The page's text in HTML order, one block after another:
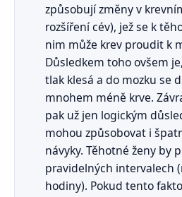
způsobují změny v
rozšíření cév), jež se k
nim může krev proudit k
Důsledkem toho ovšem
tlak klesá a do mozku se
mnohem méně krve.
pak už jen logickým
mohou způsobovat i
návyky. Těhotné ženy by
pravidelných intervalech
hodiny). Pokud tento